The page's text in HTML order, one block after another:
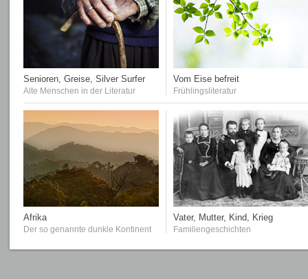
Senioren, Greise, Silver Surfer
Alte Menschen in der Literatur
Vom Eise befreit
Frühlingsliteratur
Afrika
Der so genannte dunkle Kontinent
Vater, Mutter, Kind, Krieg
Familiengeschichten